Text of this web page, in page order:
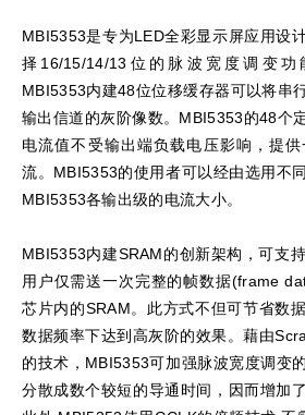
MBI5353是专为LED全彩显示屏应用设
择16/15/14/13位的脉波宽度调变功
MBI5353内建48位位移缓存器可以将串
输出信道的灰阶像数。MBI5353的48个
电流值不受输出端负载电压影响，提
流。MBI5353的使用者可以经由选用不
MBI5353各输出级的电流大小。
MBI5353内建SRAM的创新架构，可支
用户仅需送一次完整的帧数据(frame
芯片内的SRAM。此方式不但可节省数
数据频率下达到高灰阶的效果。藉由
的技术，MBI5353可加强脉波宽度调变
分散成数个较短的导通时间，因而增加